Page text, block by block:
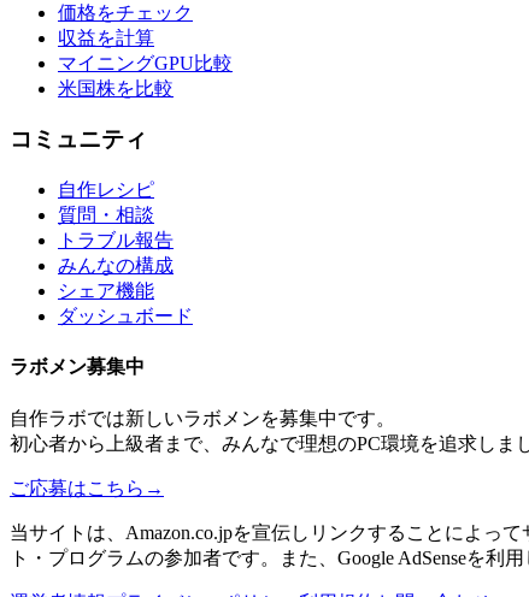
価格をチェック
収益を計算
マイニングGPU比較
米国株を比較
コミュニティ
自作レシピ
質問・相談
トラブル報告
みんなの構成
シェア機能
ダッシュボード
ラボメン募集中
自作ラボでは新しいラボメンを募集中です。
初心者から上級者まで、みんなで理想のPC環境を追求しま
ご応募はこちら →
当サイトは、Amazon.co.jpを宣伝しリンクすることによっ
ト・プログラムの参加者です。また、Google AdSenseを利